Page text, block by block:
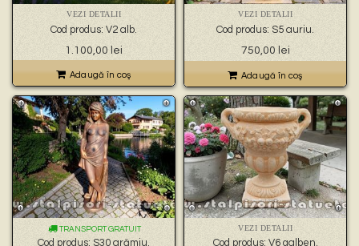
VEZI DETALII
Cod produs: V2 alb.
1.100,00 lei
Adaugă în coş
VEZI DETALII
Cod produs: S5 auriu.
Prețul
inițial
a
900,00 lei.
750,00 leiPrețul
curent
este:
750,00 lei.
Adaugă în coş
TRANSPORT GRATUIT
Cod produs: S30 arămiu.
VEZI DETALII
Cod produs: V6 galben.